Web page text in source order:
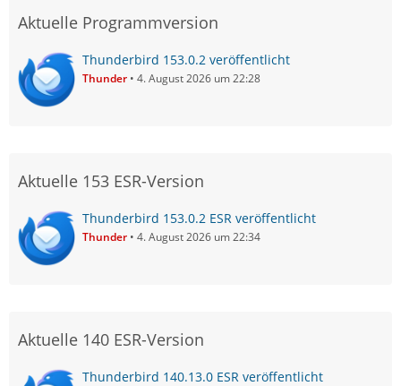
Aktuelle Programmversion
Thunderbird 153.0.2 veröffentlicht
Thunder 4. August 2026 um 22:28
Aktuelle 153 ESR-Version
Thunderbird 153.0.2 ESR veröffentlicht
Thunder 4. August 2026 um 22:34
Aktuelle 140 ESR-Version
Thunderbird 140.13.0 ESR veröffentlicht